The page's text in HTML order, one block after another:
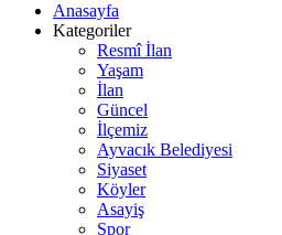
Anasayfa
Kategoriler
Resmî İlan
Yaşam
İlan
Güncel
İlçemiz
Ayvacık Belediyesi
Siyaset
Köyler
Asayiş
Spor